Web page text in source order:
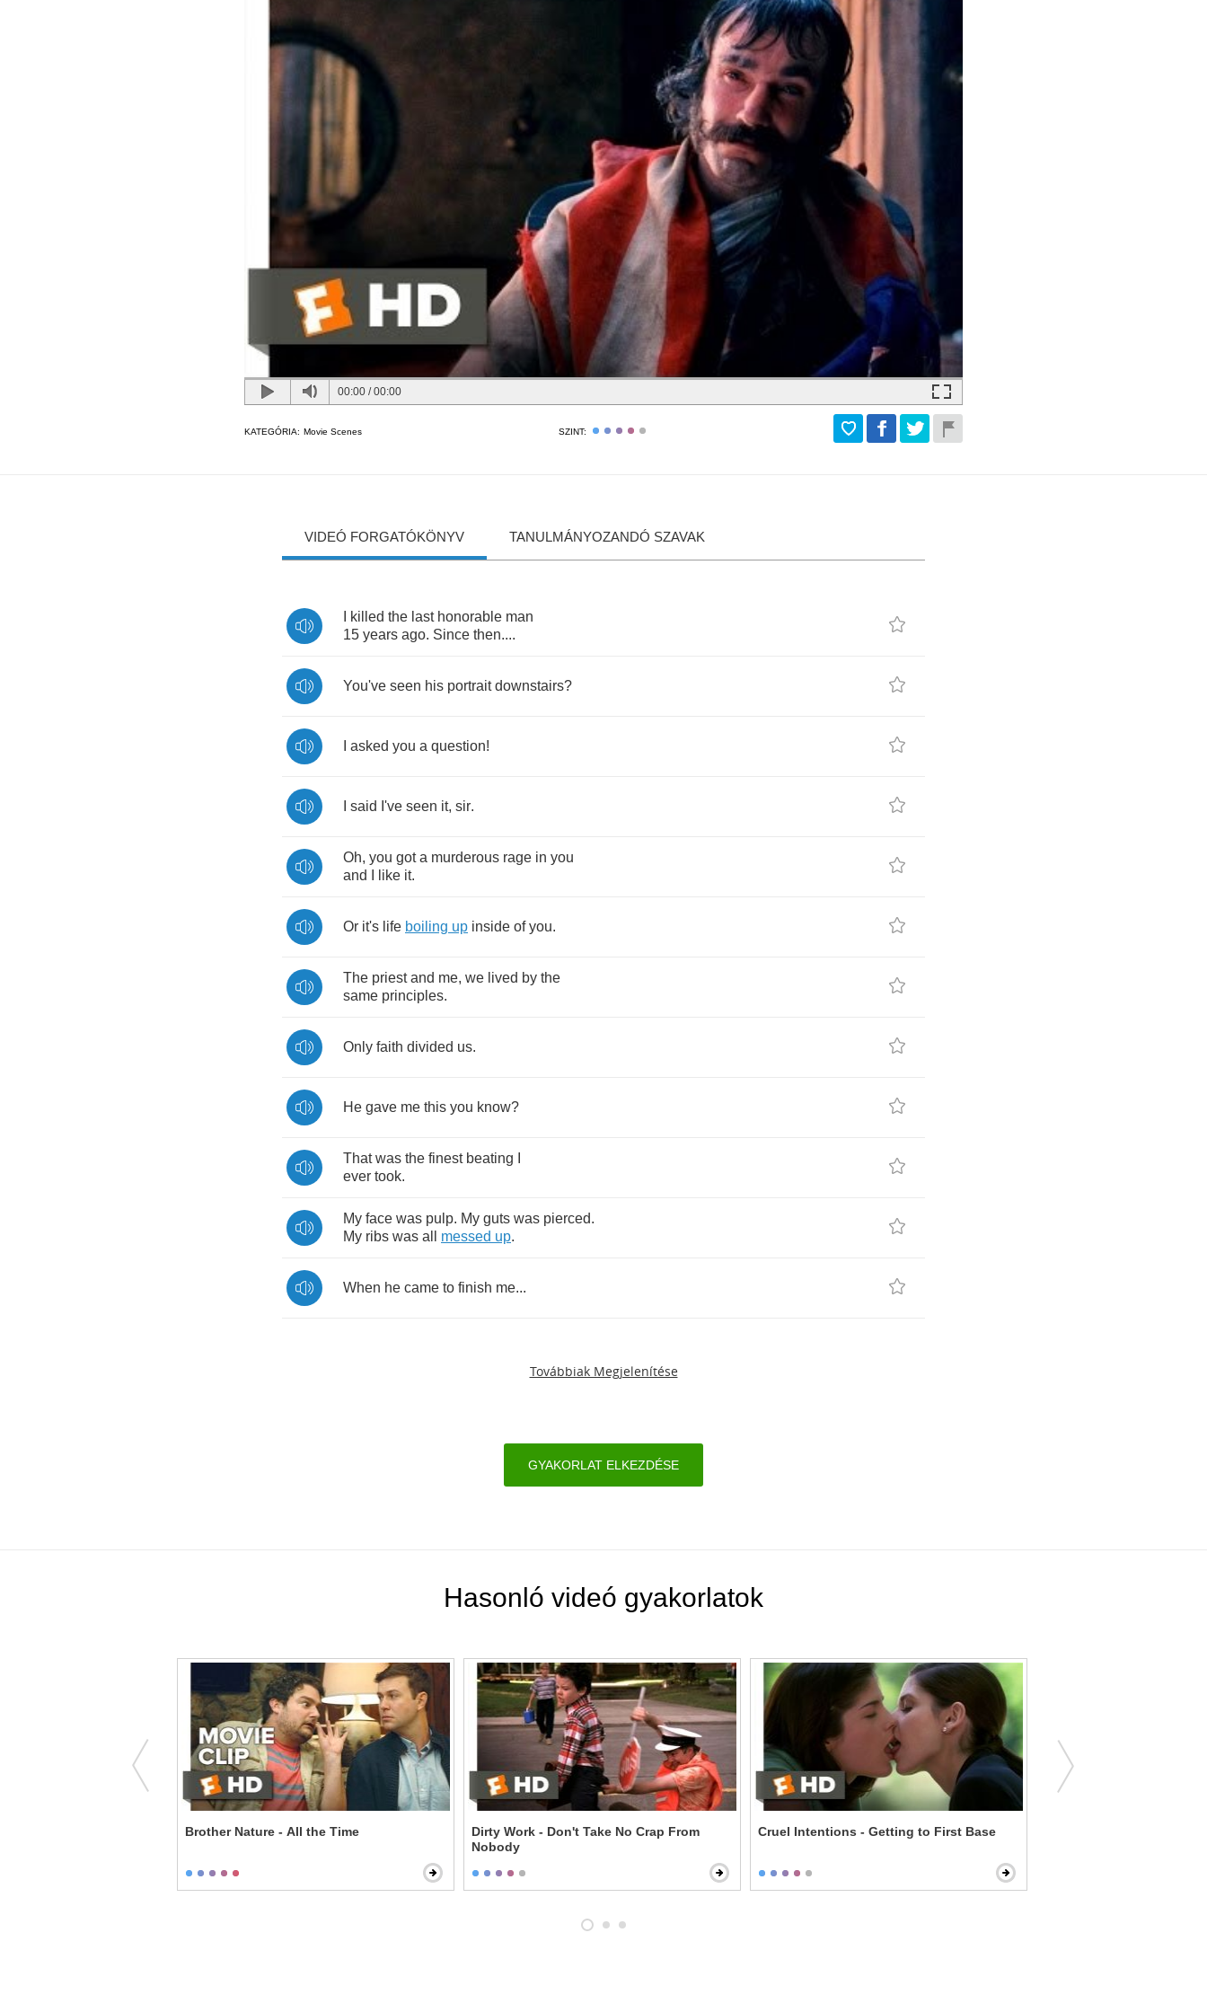
00:00 /00:00
KATEGÓRIA: Movie Scenes SZINT:
VIDEÓ FORGATÓKÖNYV TANULMÁNYOZANDÓ SZAVAK
killed the last honorable man
15 years ago. Since then....
You've seen his portrait downstairs?
asked you a question!
said I've seen it, sir.
Oh, you got a murderous rage in you
and
like it.
Or it's life boiling up inside of you.
The priest and me, we lived by the
same principles.
Only faith divided us.
He gave me this you know?
That was the finest beating
ever took.
My face was pulp. My guts was pierced.
My ribs was all messed up.
When he came to finish me...
Továbbiak Megjelenítése
GYAKORLAT ELKEZDÉSE
Hasonló videó gyakorlatok
Brother Nature - All the Time
Dirty Work - Don't Take No Crap From
Nobody
Cruel Intentions - Getting to First Base